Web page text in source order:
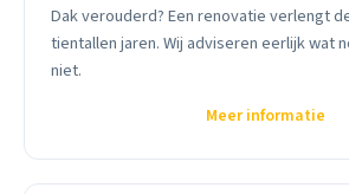
Dak verouderd? Een renovatie verlengt
tientallen jaren. Wij adviseren eerlijk wat
niet.
Meer informatie